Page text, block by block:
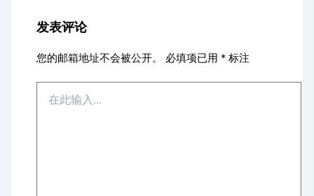
发表评论
您的邮箱地址不会被公开。 必填项已用 * 标注